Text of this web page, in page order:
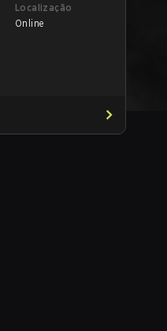
Localização
Online